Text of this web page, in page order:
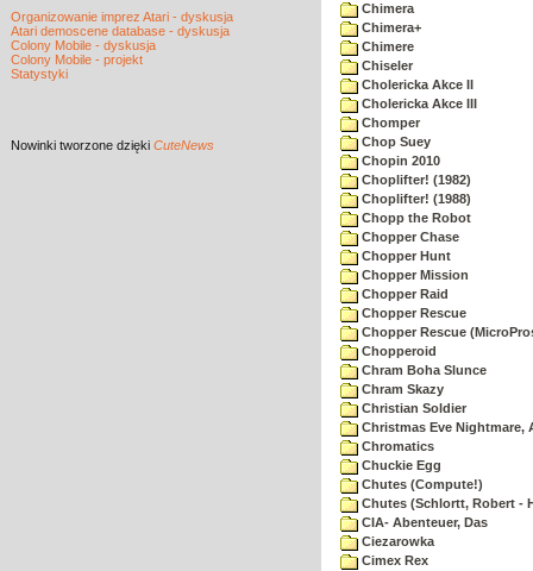
Organizowanie imprez Atari - dyskusja
Atari demoscene database - dyskusja
Colony Mobile - dyskusja
Colony Mobile - projekt
Statystyki
Nowinki tworzone dzięki CuteNews
Chimera
Chimera+
Chimere
Chiseler
Cholericka Akce II
Cholericka Akce III
Chomper
Chop Suey
Chopin 2010
Choplifter! (1982)
Choplifter! (1988)
Chopp the Robot
Chopper Chase
Chopper Hunt
Chopper Mission
Chopper Raid
Chopper Rescue
Chopper Rescue
Chopperoid
Chram Boha Slunce
Chram Skazy
Christian Soldier
Christmas Eve Nightmare,
Chromatics
Chuckie Egg
Chutes (Compute!)
Chutes (Schlortt, Robert -
CIA- Abenteuer, Das
Ciezarowka
Cimex Rex